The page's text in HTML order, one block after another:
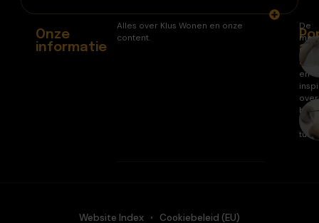
Onze
informatie
Alles over Klus Wonen en onze
content.
De
en
over
huis
en
tuin.
Website Index Cookiebeleid (EU)